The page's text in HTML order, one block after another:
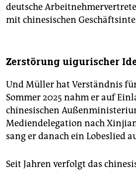
deutsche
mit chinesischen
Zerstörung uigurischer
Und Müller hat Verständnis
Sommer 2025 nahm er auf
chinesischen
Mediendelegation nach
sang er danach ein Lobeslied
Seit Jahren verfolgt das